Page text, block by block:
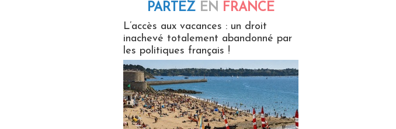
PARTEZ EN FRANCE
L’accès aux vacances : un droit
inachevé totalement abandonné par
les politiques français !